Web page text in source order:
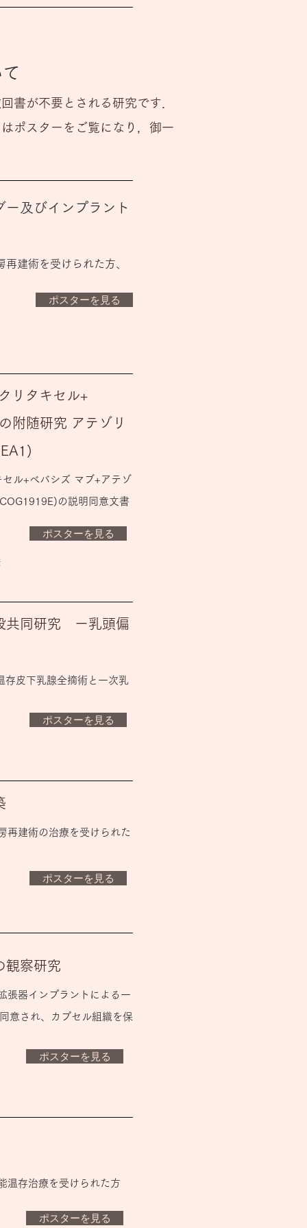
書が不要とされる研究です．
ポスターをご覧になり，御一
及びインプラント
建術を受けられた方、
ポスターを見る
リタキセル+
附随研究 アテゾリ
ル+ベバシズ マブ+アテゾ
の説明同意文書
ポスターを見る
共同研究 ー乳頭偏
存皮下乳腺全摘術と一次乳
ポスターを見る
再建術の治療を受けられた
ポスターを見る
観察研究
張器インプラントによる一
意され、カプセル組織を保
ポスターを見る
ポスターを見る
温存治療を受けられた方